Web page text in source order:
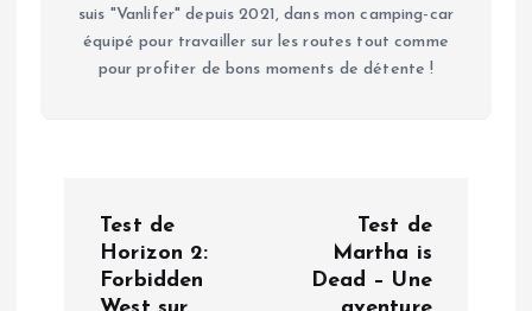
suis "Vanlifer" depuis 2021, dans mon camping-car
équipé pour travailler sur les routes tout comme
pour profiter de bons moments de détente !
Test de
Horizon 2:
Forbidden
Test de
Martha is
Dead – Une